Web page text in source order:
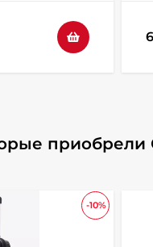
приобрели
-10%